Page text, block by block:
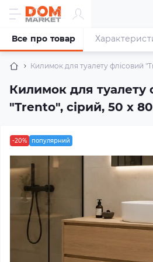
Килимок для туалету флісовий
Килимок для туалету
"Trento", сірий, 50 х
Все про товар
-20% популярний